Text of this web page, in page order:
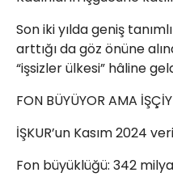
Son iki yılda geniş
arttığı da göz önüne
“işsizler ülkesi” hâline
FON BÜYÜYOR AMA
İŞKUR’un Kasım 2024
Fon büyüklüğü: 342